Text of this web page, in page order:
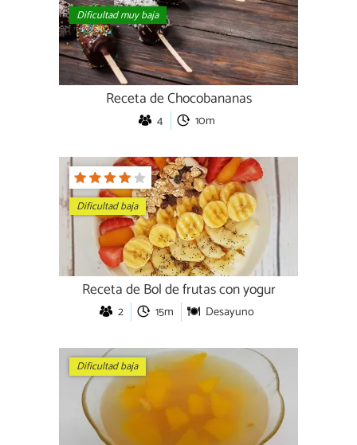
Dificultad muy baja
Receta de Chocobananas
4 10m
Dificultad baja
Receta de Bol de frutas con yogur
2 15m Desayuno
Dificultad baja